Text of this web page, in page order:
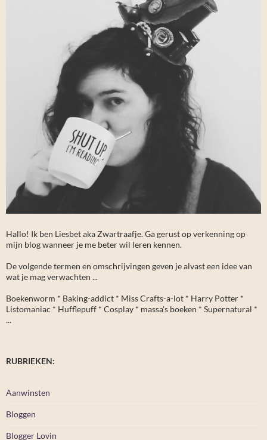
Hallo! Ik ben Liesbet aka Zwartraafje. Ga gerust op verkenning op
mijn blog wanneer je me beter wil leren kennen.
De volgende termen en omschrijvingen geven je alvast een idee van
wat je mag verwachten ...
Boekenworm * Baking-addict * Miss Crafts-a-lot * Harry Potter *
Listomaniac * Hufflepuff * Cosplay * massa's boeken * Supernatural *
...
RUBRIEKEN:
Aanwinsten
Bloggen
Blogger Lovin